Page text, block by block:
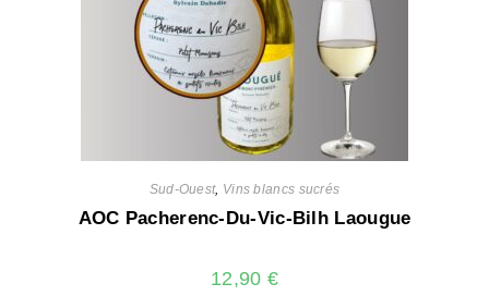
Sud-Ouest, Vins blancs sucrés
AOC Pacherenc-Du-Vic-Bilh Laougue
12,90 €